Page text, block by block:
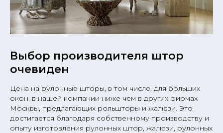
Выбор производителя штор
очевиден
Цена на рулонные шторы, в том числе, для больших
окон, в нашей компании ниже чем в других фирмах
Москвы, предлагающих рольшторы и жалюзи. Это
достигается благодаря собственному производству и
опыту изготовления рулонных штор, жалюзи, рулонных